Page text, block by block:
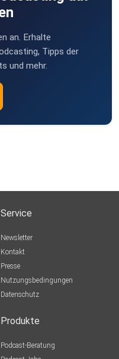
an. Erhalte
Tipps der
und mehr.
Service
Newsletter
Kontakt
Presse
Nutzungsbedingungen
Datenschutz
Produkte
Podcast-Beratung